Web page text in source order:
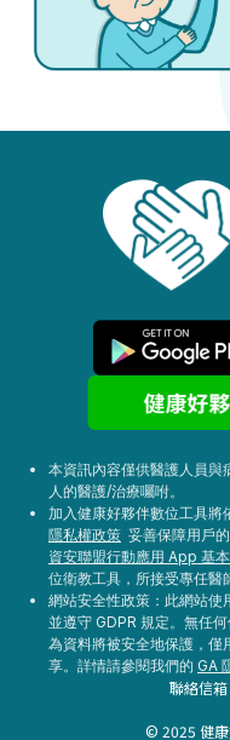
本資訊內容僅供醫護人員與
人的醫護/治療囑咐。
加入健康好夥伴數位工具將
隱私權政策 妥善保障用戶
資安聯盟行動應用 App 基
位衛教工具，所接受專任醫
網站安全性政策：此網站
並遵守 GDPR 規定。無任
為資料將被安全地保護，僅
享。詳情請參閱我們的 GA
聯絡信箱
© 2025 健康